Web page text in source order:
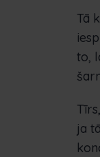
Tā
to,
ja